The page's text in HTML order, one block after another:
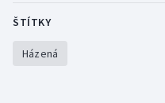
ŠTÍTKY
Házená